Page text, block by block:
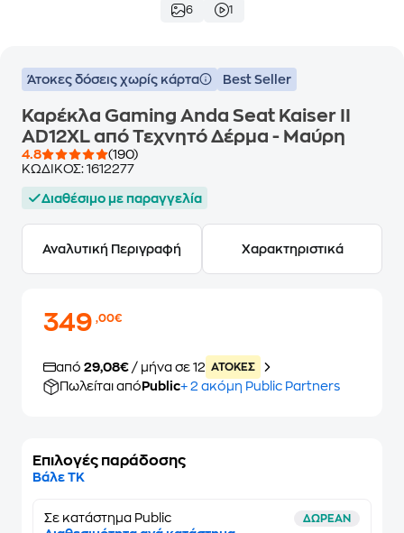
6 1
Άτοκες δόσεις χωρίς κάρτα Best Seller
Καρέκλα Gaming Anda Seat Kaiser II
AD12XL από Τεχνητό Δέρμα - Μαύρη
4.8
(190)
ΚΩΔΙΚΟΣ: 1612277
Διαθέσιμο με παραγγελία
Αναλυτική Περιγραφή Χαρακτηριστικά
349,00€
από 29,08€ / μήνα σε 12 ATOKEΣ
Πωλείται από Public+ 2 ακόμη Public Partners
Επιλογές παράδοσης
Βάλε ΤΚ
Σε κατάστημα Public ΔΩΡΕΑΝ